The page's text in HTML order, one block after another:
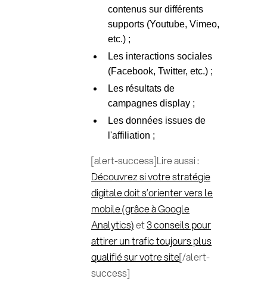
contenus sur différents
supports (Youtube, Vimeo,
etc.) ;
Les interactions sociales
(Facebook, Twitter, etc.) ;
Les résultats de
campagnes display ;
Les données issues de
l'affiliation ;
[alert-success]Lire aussi :
Découvrez si votre stratégie
digitale doit s’orienter vers le
mobile (grâce à Google
Analytics)et3 conseils pour
attirer un trafic toujours plus
qualifié sur votre site[/alert-
success]